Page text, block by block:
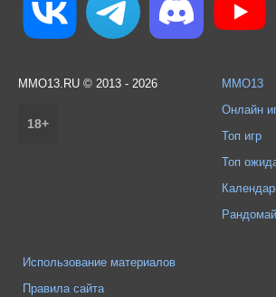
MMO13.RU © 2013 - 2026
18+
MMO13
Онлайн
Топ игр
Топ
Использование материалов
Правила сайта